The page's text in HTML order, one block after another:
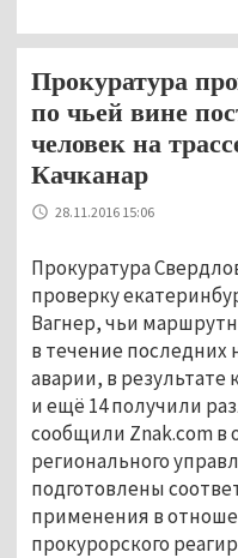
Прокуратура
по чьей вине
человек на
Качканар
28.11.2016 15:06
Прокуратура
проверку
Вагнер, чьи
в течение последних
аварии, в результате
и ещё 14 получили
сообщили Znak.com в
регионального
подготовлены
применения в
прокурорского